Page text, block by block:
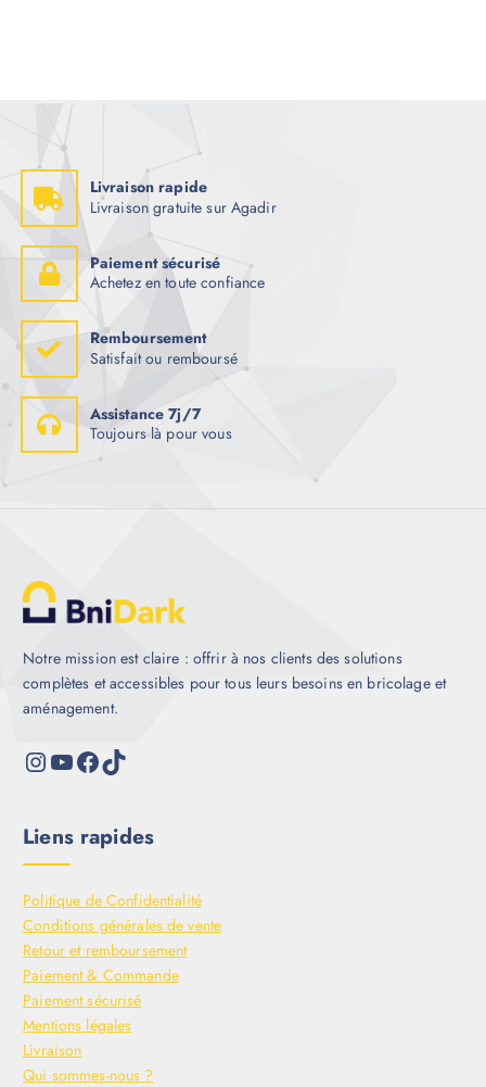
Livraison rapide
Livraison gratuite sur Agadir
Paiement sécurisé
Achetez en toute confiance
Remboursement
Satisfait ou remboursé
Assistance 7j/7
Toujours là pour vous
Notre mission est claire : offrir à nos clients des solutions
complètes et accessibles pour tous leurs besoins en bricolage et
aménagement.
Liens rapides
Politique de Confidentialité
Conditions générales de vente
Retour et remboursement
Paiement & Commande
Paiement sécurisé
Mentions légales
Livraison
Qui sommes-nous ?